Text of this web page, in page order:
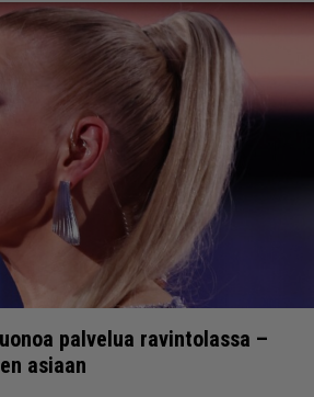
palvelua ravintolassa –
asiaan